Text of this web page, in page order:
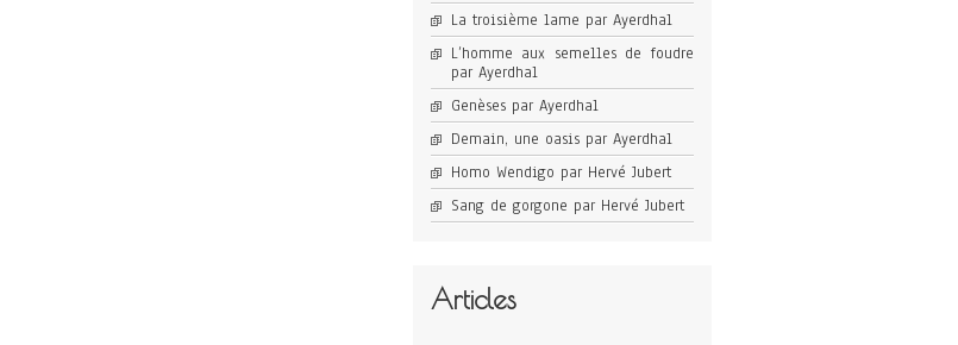
La troisième lame par Ayerdhal
L’homme aux semelles de foudre
par Ayerdhal
Genèses par Ayerdhal
Demain, une oasis par Ayerdhal
Homo Wendigo par Hervé Jubert
Sang de gorgone par Hervé Jubert
Articles